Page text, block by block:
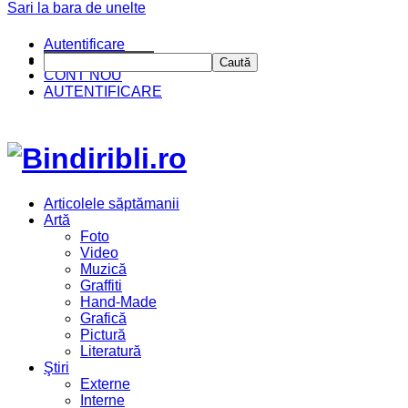
CINE SUNTEM?
CONT NOU
AUTENTIFICARE
Articolele săptămanii
Artă
Foto
Video
Muzică
Graffiti
Hand-Made
Grafică
Pictură
Literatură
Ştiri
Externe
Interne
Sari la bara de unelte
Autentificare
Caută